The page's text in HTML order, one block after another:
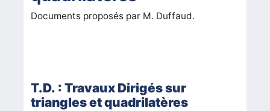
Documents proposés par M. Duffaud.
T.D. : Travaux Dirigés sur
triangles et quadrilatères